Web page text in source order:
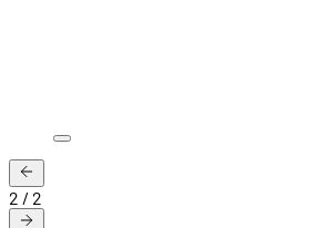
2 / 2